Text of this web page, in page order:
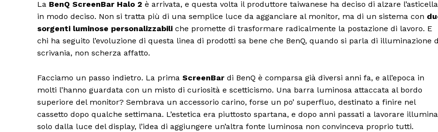
La BenQ ScreenBar Halo 2 è arrivata, e questa volta il produttore taiwanese ha deciso di alzare l’asticella
in modo deciso. Non si tratta più di una semplice luce da agganciare al monitor, ma di un sistema con
sorgenti luminose personalizzabili che promette di trasformare radicalmente la postazione di lavoro. E
chi ha seguito l’evoluzione di questa linea di prodotti sa bene che BenQ, quando si parla di illuminazione
scrivania, non scherza affatto.
Facciamo un passo indietro. La prima ScreenBar di BenQ è comparsa già diversi anni fa, e all’epoca in
molti l’hanno guardata con un misto di curiosità e scetticismo. Una barra luminosa attaccata al bordo
superiore del monitor? Sembrava un accessorio carino, forse un po’ superfluo, destinato a finire nel
cassetto dopo qualche settimana. L’estetica era piuttosto spartana, e dopo anni passati a lavorare
solo dalla luce del display, l’idea di aggiungere un’altra fonte luminosa non convinceva proprio tutti.